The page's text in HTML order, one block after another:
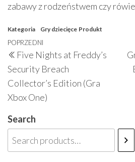
zabawy z rodzeństwem czy
Kategoria Gry dziecięce Produkt
Nawigacja
wpisu
Poprzedni
wpis
POPRZEDNI
Five Nights at Freddy’s
Security Breach
Collector’s Edition (Gra
Xbox One)
Search